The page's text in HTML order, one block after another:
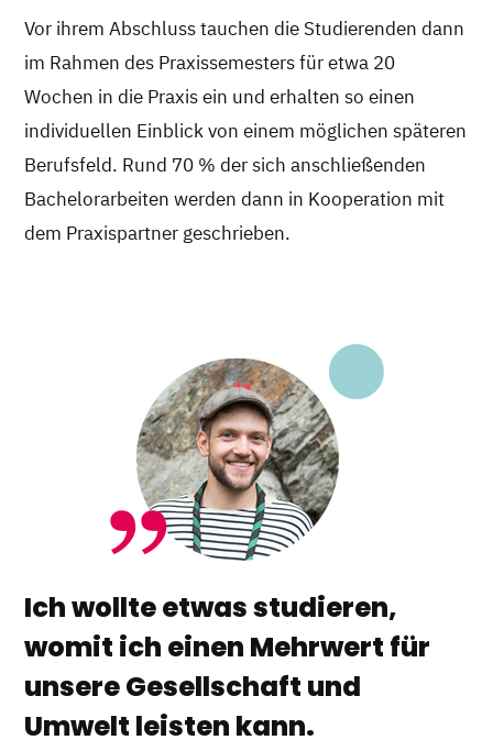
Vor ihrem Abschluss tauchen die Studierenden dann
im Rahmen des Praxissemesters für etwa 20
Wochen in die Praxis ein und erhalten so einen
individuellen Einblick von einem möglichen späteren
Berufsfeld. Rund 70 % der sich anschließenden
Bachelorarbeiten werden dann in Kooperation mit
dem Praxispartner geschrieben.
Ich wollte etwas studieren,
womit ich einen Mehrwert für
unsere Gesellschaft und
Umwelt leisten kann.